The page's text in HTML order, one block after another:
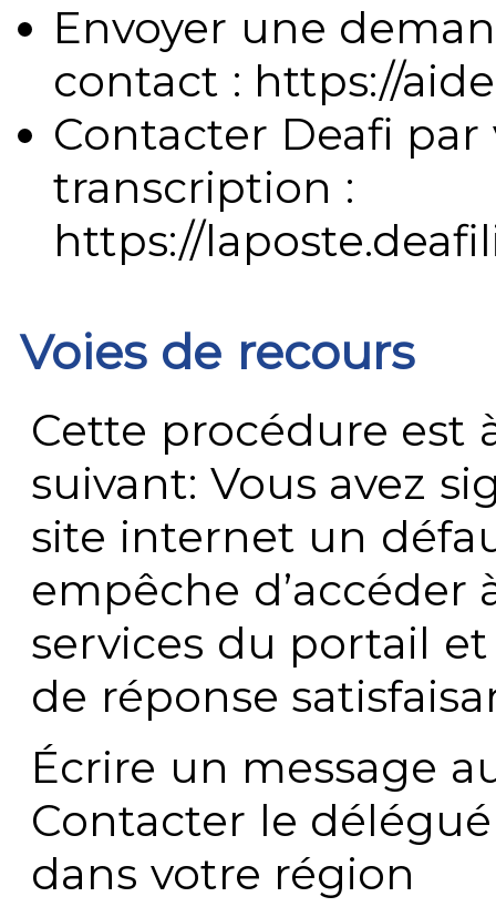
Envoyer une
contact : https://
Contacter Deafi
transcription :
https://
Voies de recours
Cette procédure est
suivant: Vous avez
site internet un
empêche
services du portail
de réponse
Écrire un message
Contacter le
dans votre région